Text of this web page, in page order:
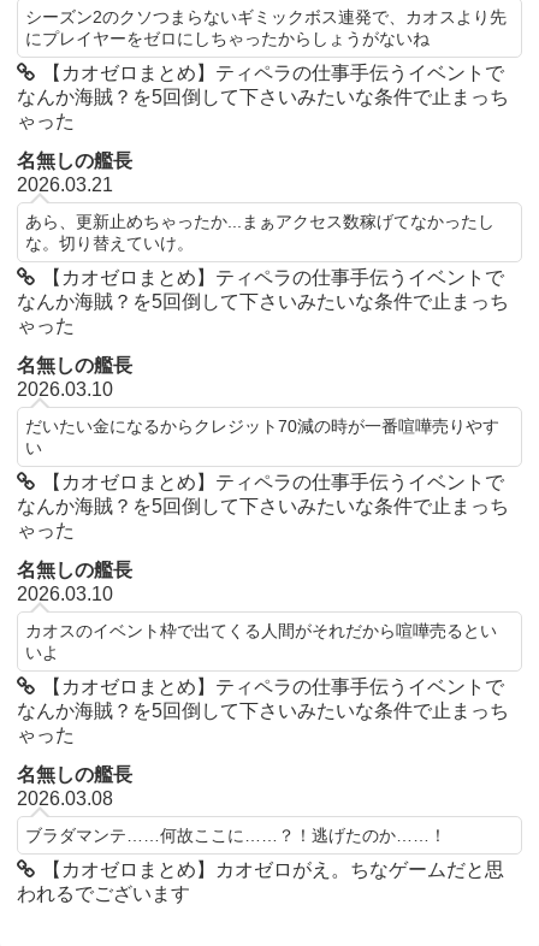
シーズン2のクソつまらないギミックボス連発で、カオスより先
にプレイヤーをゼロにしちゃったからしょうがないね
【カオゼロまとめ】ティペラの仕事手伝うイベントで
なんか海賊？を5回倒して下さいみたいな条件で止まっち
ゃった
名無しの艦長
2026.03.21
あら、更新止めちゃったか...まぁアクセス数稼げてなかったし
な。切り替えていけ。
【カオゼロまとめ】ティペラの仕事手伝うイベントで
なんか海賊？を5回倒して下さいみたいな条件で止まっち
ゃった
名無しの艦長
2026.03.10
だいたい金になるからクレジット70減の時が一番喧嘩売りやす
い
【カオゼロまとめ】ティペラの仕事手伝うイベントで
なんか海賊？を5回倒して下さいみたいな条件で止まっち
ゃった
名無しの艦長
2026.03.10
カオスのイベント枠で出てくる人間がそれだから喧嘩売るとい
いよ
【カオゼロまとめ】ティペラの仕事手伝うイベントで
なんか海賊？を5回倒して下さいみたいな条件で止まっち
ゃった
名無しの艦長
2026.03.08
ブラダマンテ……何故ここに……？！逃げたのか……！
【カオゼロまとめ】カオゼロがえ。ちなゲームだと思
われるでございます